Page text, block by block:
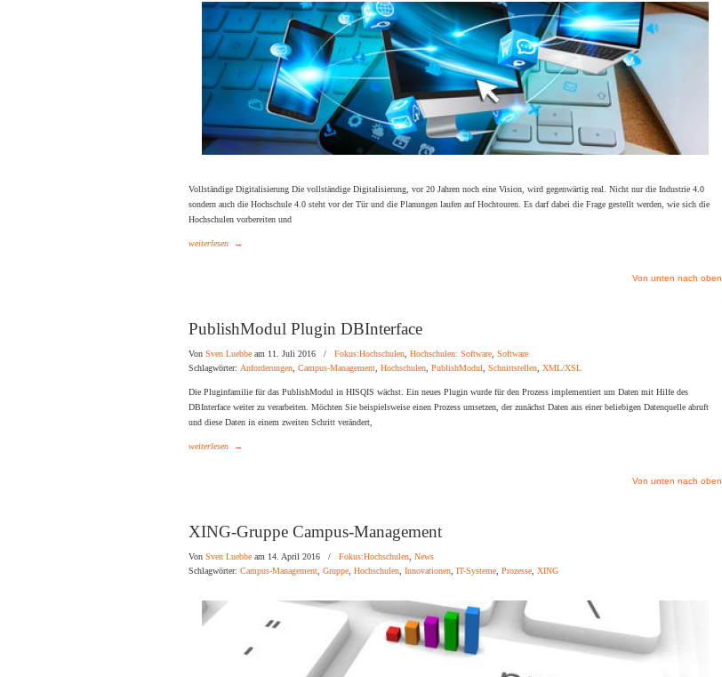
Vollständige Digitalisierung Die vollständige Digitalisierung, vor 20 Jahren noch eine Vision, wird gegenwärtig real. Nicht nur die Industrie 4.0
sondern auch die Hochschule 4.0 steht vor der Tür und die Planungen laufen auf Hochtouren. Es darf dabei die Frage gestellt werden, wie sich die
Hochschulen vorbereiten und
weiterlesen →
Von unten nach oben
PublishModul Plugin DBInterface
Von Sven Luebbe am 11. Juli 2016 / Fokus:Hochschulen, Hochschulen: Software, Software
Schlagwörter: Anforderungen, Campus-Management, Hochschulen, PublishModul, Schnittstellen, XML/XSL
Die Pluginfamilie für das PublishModul in HISQIS wächst. Ein neues Plugin wurde für den Prozess implementiert um Daten mit Hilfe des
DBInterface weiter zu verarbeiten. Möchten Sie beispielsweise einen Prozess umsetzen, der zunächst Daten aus einer beliebigen Datenquelle abruft
und diese Daten in einem zweiten Schritt verändert,
weiterlesen →
Von unten nach oben
XING-Gruppe Campus-Management
Von Sven Luebbe am 14. April 2016 / Fokus:Hochschulen, News
Schlagwörter: Campus-Management, Gruppe, Hochschulen, Innovationen, IT-Systeme, Prozesse, XING